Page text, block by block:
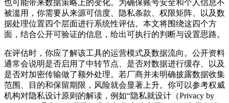
也可能带来数据策略上的变化。为确保账号安全和个人信息不
被滥用，你需要从来源可信度、隐私条款、权限矩阵、以及数
据处理位置四个层面进行系统性评估。本文将围绕这四个方
面，结合公开可验证的信息，给出可执行的判断与设置思路。
在评估时，你应了解该工具的运营模式及数据流向。公开资料
通常会说明是否启用了中转节点、是否对数据进行缓存、以及
是否对加密传输做了额外处理。若厂商并未明确披露数据收集
范围、目的和保留期限，风险就会显著上升。你可以参考权威
机构对隐私设计原则的解读，例如“隐私就设计（Privacy by